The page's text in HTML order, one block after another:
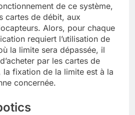
de ce système,
cartes de débit, aux
Alors, pour chaque
requiert l’utilisation de
la limite sera dépassée, il
par les cartes de
la fixation de la limite est à la
concernée.